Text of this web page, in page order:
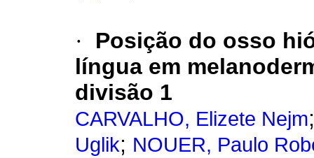
·
Posição do osso
língua em
divisão 1
CARVALHO, Elizete Nejm
Uglik; NOUER, Paulo